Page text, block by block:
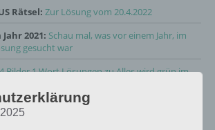
Rätsel: Zur Lösung vom 20.4.2022
2021: Schau mal, was vor einem Jahr, im
gesucht war
4 Bilder 1 Wort Lösungen zu Alles wird grün im